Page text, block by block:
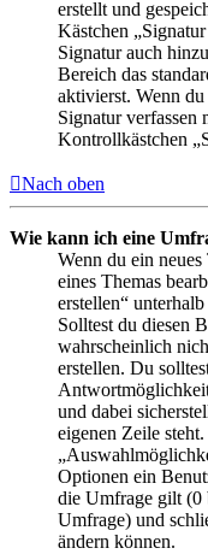
erstellt und
Kästchen
Signatur auch
Bereich das
aktivierst. Wenn
Signatur verfassen
Kontrollkästchen
Nach oben
Wie kann ich eine
Wenn du ein
eines Themas
erstellen“
Solltest du diesen
wahrscheinlich
erstellen. Du
und dabei
eigenen Zeile
Optionen ein
die Umfrage gilt (0
Umfrage) und
ändern können.